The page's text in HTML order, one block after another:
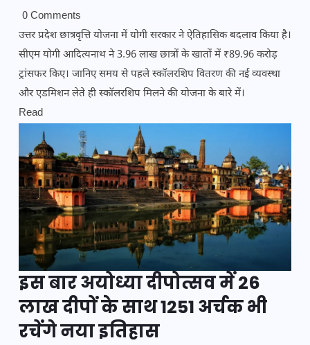
0 Comments
उत्तर प्रदेश छात्रवृत्ति योजना में योगी सरकार ने ऐतिहासिक बदलाव किया है।
सीएम योगी आदित्यनाथ ने 3.96 लाख छात्रों के खातों में ₹89.96 करोड़
ट्रांसफर किए। जानिए समय से पहले स्कॉलरशिप वितरण की नई व्यवस्था
और एडमिशन लेते ही स्कॉलरशिप मिलने की योजना के बारे में।
Read
इस बार अयोध्या दीपोत्सव में 26
लाख दीपों के साथ 1251 अर्चक भी
रचेंगे नया इतिहास